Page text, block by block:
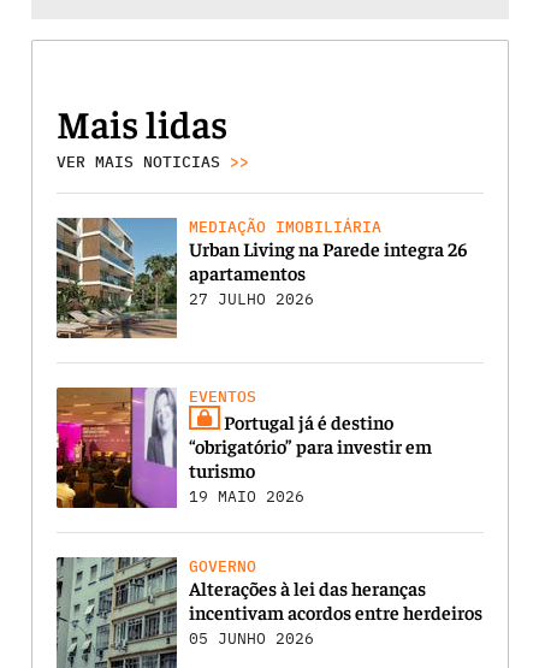
Mais lidas
VER MAIS NOTICIAS >>
MEDIAÇÃO IMOBILIÁRIA
Urban Living na Parede integra 26
apartamentos
27 JULHO 2026
EVENTOS
Portugal já é destino
“obrigatório” para investir em
turismo
19 MAIO 2026
GOVERNO
Alterações à lei das heranças
incentivam acordos entre herdeiros
05 JUNHO 2026